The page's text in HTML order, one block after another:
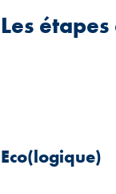
Les
Eco(logique)